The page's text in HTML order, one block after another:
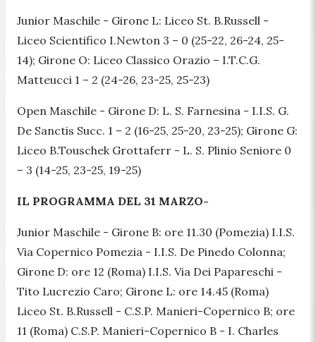
Junior Maschile - Girone L: Liceo St. B.Russell -
Liceo Scientifico I.Newton 3 – 0 (25-22, 26-24, 25-
14); Girone O: Liceo Classico Orazio – I.T.C.G.
Matteucci 1 – 2 (24-26, 23-25, 25-23)
Open Maschile - Girone D: L. S. Farnesina - I.I.S. G.
De Sanctis Succ. 1 – 2 (16-25, 25-20, 23-25); Girone G:
Liceo B.Touschek Grottaferr - L. S. Plinio Seniore 0
– 3 (14-25, 23-25, 19-25)
IL PROGRAMMA DEL 31 MARZO-
Junior Maschile - Girone B: ore 11.30 (Pomezia) I.I.S.
Via Copernico Pomezia - I.I.S. De Pinedo Colonna;
Girone D: ore 12 (Roma) I.I.S. Via Dei Papareschi -
Tito Lucrezio Caro; Girone L: ore 14.45 (Roma)
Liceo St. B.Russell - C.S.P. Manieri-Copernico B; ore
11 (Roma) C.S.P. Manieri-Copernico B - I. Charles